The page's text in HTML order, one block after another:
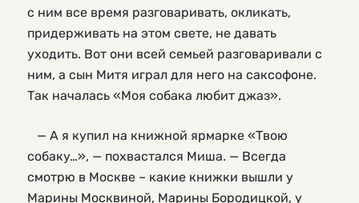
с ним все время разговаривать, окликать,
придерживать на этом свете, не давать
уходить. Вот они всей семьей разговаривали с
ним, а сын Митя играл для него на саксофоне.
Так началась «Моя собака любит джаз».
— А я купил на книжной ярмарке «Твою
собаку…», — похвастался Миша. — Всегда
смотрю в Москве – какие книжки вышли у
Марины Москвиной, Марины Бородицкой, у